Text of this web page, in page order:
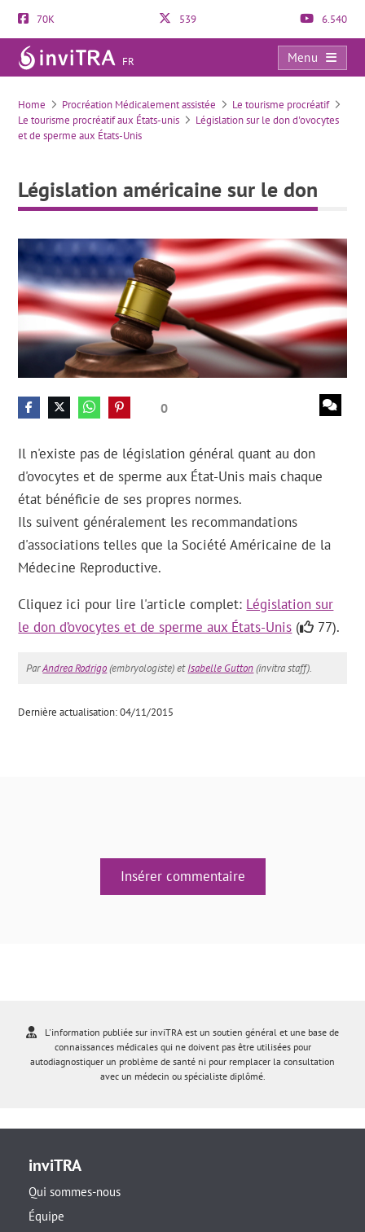
70K 539 6.540
FR
Menu
Législation américaine sur le don
Home Procréation Médicalement assistée
Le tourisme procréatif
Le tourisme procréatif aux États-unis
Législation sur le don d'ovocytes
et de sperme aux États-Unis
Législation américaine sur le don
0
Il n'existe pas de législation général quant au don
d'ovocytes et de sperme aux État-Unis mais chaque
état bénéficie de ses propres normes.
Ils suivent généralement les recommandations
d'associations telles que la Société Américaine de la
Médecine Reproductive.
Cliquez ici pour lire l'article complet: Législation sur
le don d’ovocytes et de sperme aux États-Unis ( 77).
ParAndrea Rodrigo(embryologiste) etIsabelle Gutton(invitra staff).
Dernière actualisation: 04/11/2015
Insérer commentaire
L'information publiée sur inviTRA est un soutien général et une base de
connaissances médicales qui ne doivent pas être utilisées pour
autodiagnostiquer un problème de santé ni pour remplacer la consultation
avec un médecin ou spécialiste diplômé.
inviTRA
Qui sommes-nous
Équipe